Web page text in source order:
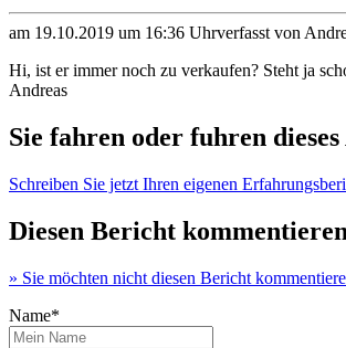
am 19.10.2019 um 16:36 Uhrverfasst von
Hi, ist er immer noch zu verkaufen? Steht ja
Andreas
Sie fahren oder fuhren
Schreiben Sie jetzt Ihren eigenen
Diesen Bericht kommentieren
» Sie möchten nicht diesen Bericht
Name*